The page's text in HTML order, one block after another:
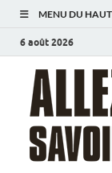
MENU DU HAUT
6 août 2026